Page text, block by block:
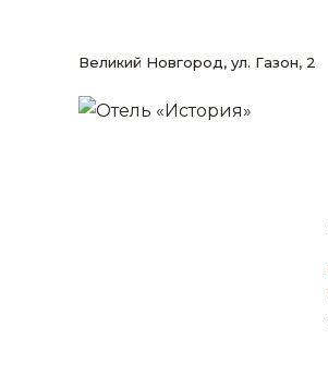
Великий Новгород, ул. Газон, 2